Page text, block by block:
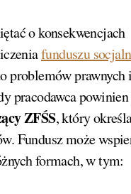
o konsekwencjach
funduszu
problemów prawnych i
pracodawca
ZFŚS, który
Fundusz może
formach, w tym: